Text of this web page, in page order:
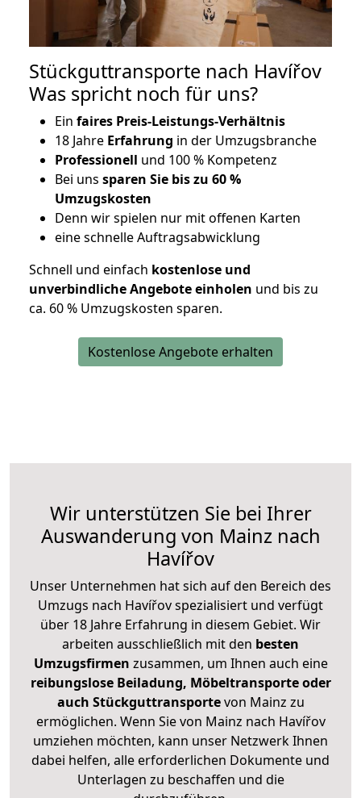
Stückguttransporte nach Havířov
Was spricht noch für uns?
Ein faires Preis-Leistungs-Verhältnis
18 Jahre Erfahrung in der Umzugsbranche
Professionell und 100 % Kompetenz
Bei uns sparen Sie bis zu 60 %
Umzugskosten
Denn wir spielen nur mit offenen Karten
eine schnelle Auftragsabwicklung
Schnell und einfach kostenlose und
unverbindliche Angebote einholen und bis zu
ca. 60 % Umzugskosten sparen.
Kostenlose Angebote erhalten
Wir unterstützen Sie bei Ihrer
Auswanderung von Mainz nach
Havířov
Unser Unternehmen hat sich auf den Bereich des
Umzugs nach Havířov spezialisiert und verfügt
über 18 Jahre Erfahrung in diesem Gebiet. Wir
arbeiten ausschließlich mit den besten
Umzugsfirmen zusammen, um Ihnen auch eine
reibungslose Beiladung, Möbeltransporte oder
auch Stückguttransportevon Mainz zu
ermöglichen. Wenn Sie von Mainz nach Havířov
umziehen möchten, kann unser Netzwerk Ihnen
dabei helfen, alle erforderlichen Dokumente und
Unterlagen zu beschaffen und die